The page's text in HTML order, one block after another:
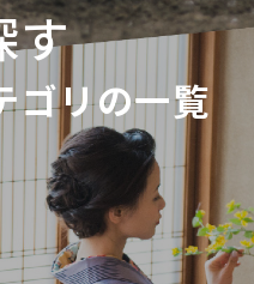
す
ゴリの一覧